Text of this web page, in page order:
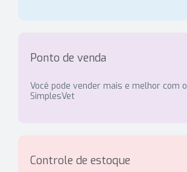
Ponto de venda
Você pode vender mais e melhor com o
SimplesVet
Controle de estoque